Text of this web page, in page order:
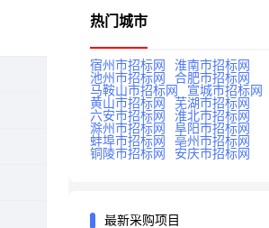
热门城市
宿州市招标网
淮南市招标网
池州市招标网
合肥市招标网
马鞍山市招标网
宣城市招标网
黄山市招标网
芜湖市招标网
六安市招标网
淮北市招标网
滁州市招标网
阜阳市招标网
蚌埠市招标网
亳州市招标网
铜陵市招标网
安庆市招标网
最新采购项目